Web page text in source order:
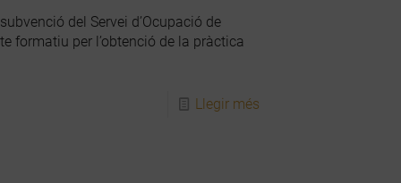
del Servei d’Ocupació de
formatiu per l’obtenció de la pràctica
Llegir més